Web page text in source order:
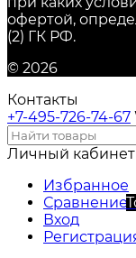
офертой,
(2) ГК РФ.
© 2026
Контакты
+7-495-726-74-67
Личный кабинет
Избранное
Сравнение
Вход